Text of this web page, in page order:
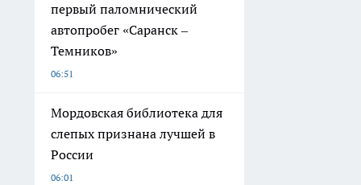
первый паломнический
автопробег «Саранск –
Темников»
06:51
Мордовская библиотека для
слепых признана лучшей в
России
06:01